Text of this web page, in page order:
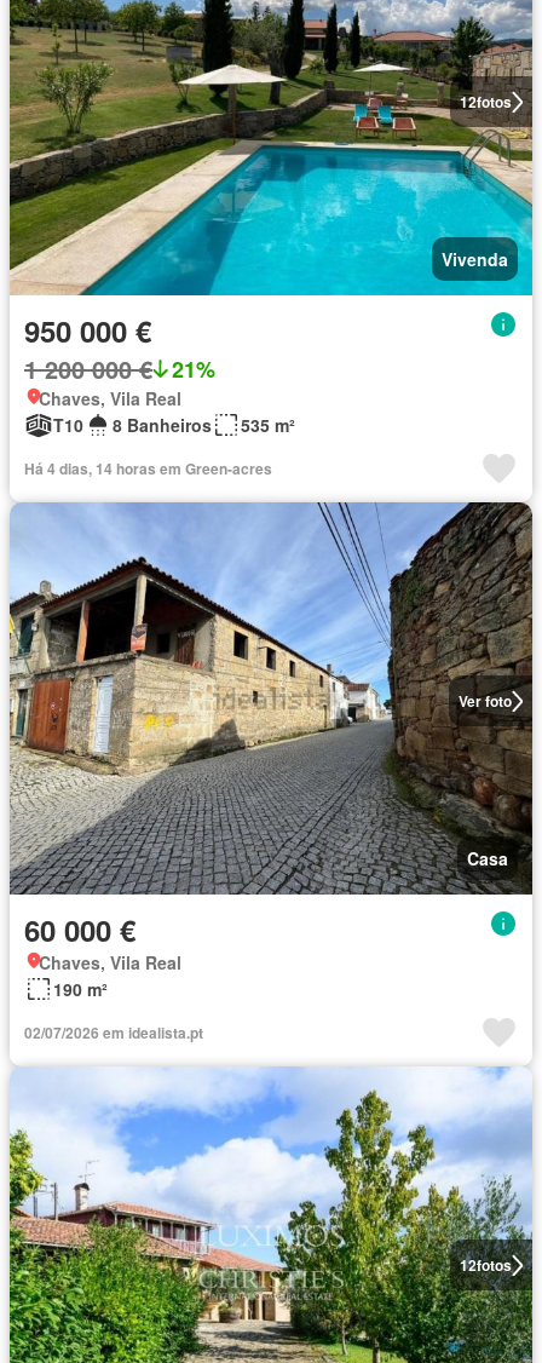
12fotos
Vivenda
950 000 €
1 200 000 € 21%
Chaves, Vila Real
T10
8 Banheiros 535 m²
Há 4 dias, 14 horas em Green-acres
Ver foto
Casa
60 000 €
Chaves, Vila Real
190 m²
02/07/2026 em idealista.pt
12fotos